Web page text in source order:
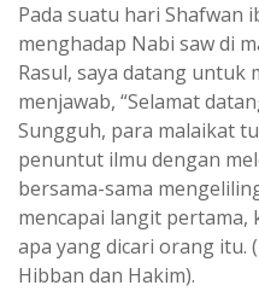
Pada suatu hari Shafwan
menghadap Nabi saw di
Rasul, saya datang untuk
menjawab, “Selamat
Sungguh, para malaikat
penuntut ilmu dengan
bersama-sama
mencapai langit pertama,
apa yang dicari orang itu.
Hibban dan Hakim).